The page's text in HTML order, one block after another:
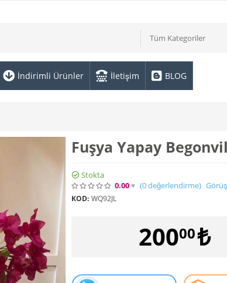
Tüm Kategoriler
İndirimli Ürünler İletişim BLOG
Fuşya Yapay
Stokta
0.00
(0değerlendirme)
KOD: WQ92JL
20000₺